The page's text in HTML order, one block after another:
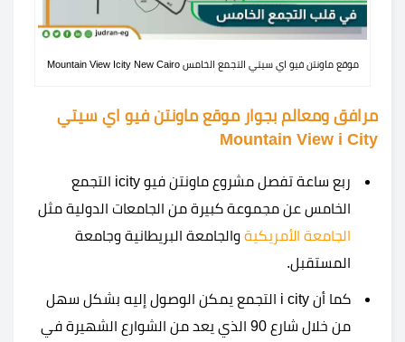
موقع ماونتن فيو اي سيتي التجمع الخامس Mountain View Icity New Cairo
مرافق ومعالم بجوار موقع ماونتن فيو اي سيتي
Mountain View i City
ربع ساعة تفصل مشروع ماونتن فيو icity التجمع
الخامس عن مجموعة كبيرة من الجامعات الدولية مثل
الجامعة الأمريكية والجامعة البريطانية وجامعة
المستقبل.
كما أن i city التجمع يمكن الوصول إليه بشكل سهل
من خلال شارع 90 الذي يعد من الشوارع الشهيرة في